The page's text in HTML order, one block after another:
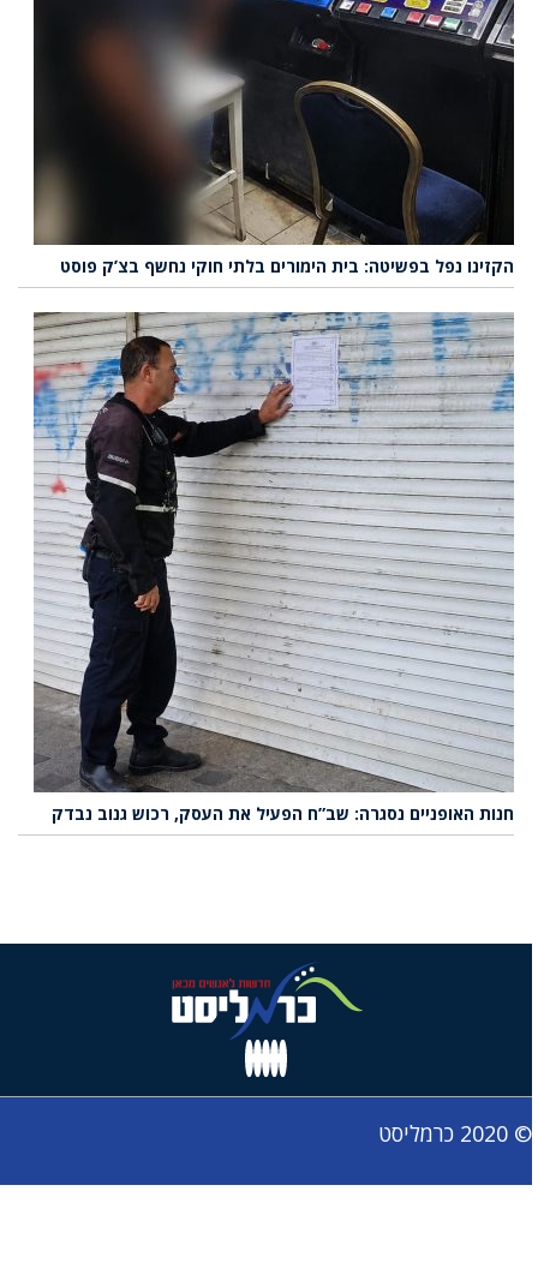
הקזינו נפל בפשיטה: בית הימורים בלתי חוקי נחשף בצ’ק פוסט
חנות האופניים נסגרה: שב”ח הפעיל את העסק, רכוש גנוב נבדק
© 2020 כרמליסט